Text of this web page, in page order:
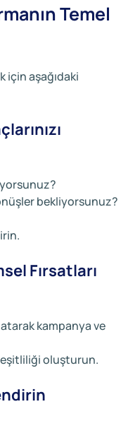
Temel
için aşağıdaki
bekliyorsunuz?
Fırsatları
kampanya ve
oluşturun.